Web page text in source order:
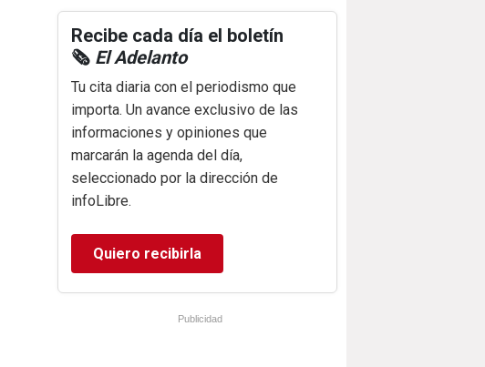
Recibe cada día el boletín
🗞️ El Adelanto
Tu cita diaria con el periodismo que
importa. Un avance exclusivo de las
informaciones y opiniones que
marcarán la agenda del día,
seleccionado por la dirección de
infoLibre.
Quiero recibirla
Publicidad